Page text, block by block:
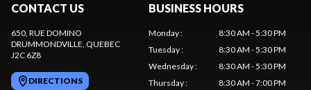
CONTACT US
650, RUE DOMINO
DRUMMONDVILLE, QUEBEC
J2C 6Z8
DIRECTIONS
BUSINESS HOURS
Monday:
8:30 AM - 5:30 PM
Tuesday:
8:30 AM - 5:30 PM
Wednesday:
8:30 AM - 5:30 PM
Thursday: 8:30 AM - 7:00 PM